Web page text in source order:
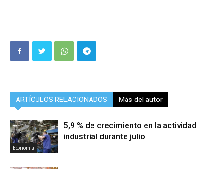
ARTÍCULOS RELACIONADOS Más del autor
Economia
5,9 % de crecimiento en la actividad
industrial durante julio